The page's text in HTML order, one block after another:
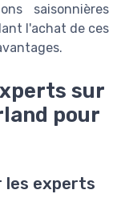
saisonnières
l'achat de ces
sur
pour
les experts